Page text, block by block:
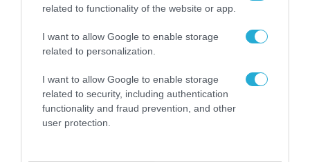
related to functionality of the website or app.
I want to allow Google to enable storage
related to personalization.
I want to allow Google to enable storage
related to security, including authentication
functionality and fraud prevention, and other
user protection.
Πάνω από 1 στους 2 Ευρωπαίους
που συμμετείχαν σε έρευνα της
Samsung, παραδέχονται ότι